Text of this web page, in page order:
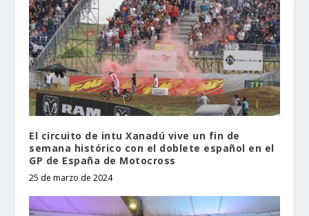
El circuito de intu Xanadú vive un fin de
semana histórico con el doblete español en el
GP de España de Motocross
25 de marzo de 2024